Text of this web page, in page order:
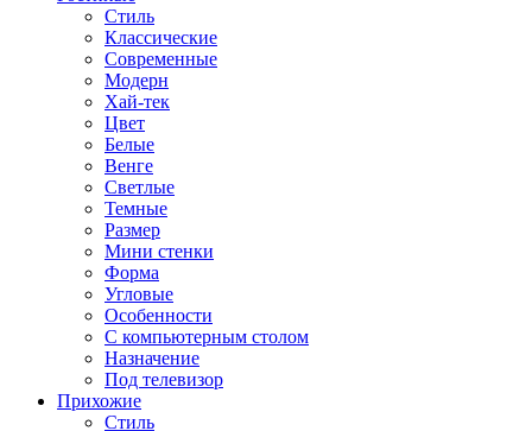
Стиль
Классические
Современные
Модерн
Хай-тек
Цвет
Белые
Венге
Светлые
Темные
Размер
Мини стенки
Форма
Угловые
Особенности
С компьютерным столом
Назначение
Под телевизор
Прихожие
Стиль